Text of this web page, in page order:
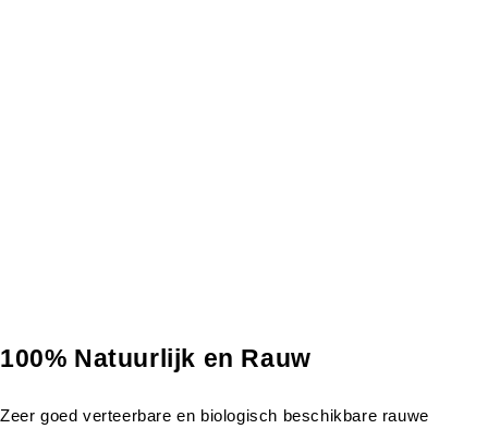
100% Natuurlijk en Rauw
Zeer goed verteerbare en biologisch beschikbare rauwe